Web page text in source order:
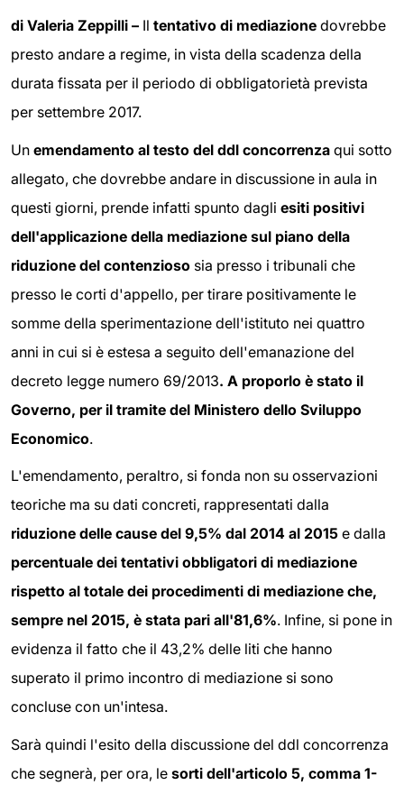
di Valeria Zeppilli – Il tentativo di mediazione dovrebbe
presto andare a regime, in vista della scadenza della
durata fissata per il periodo di obbligatorietà prevista
per settembre 2017.
Un emendamento al testo del ddl concorrenza qui sotto
allegato, che dovrebbe andare in discussione in aula in
questi giorni, prende infatti spunto dagli esiti positivi
dell'applicazione della mediazione sul piano della
riduzione del contenzioso sia presso i tribunali che
presso le corti d'appello, per tirare positivamente le
somme della sperimentazione dell'istituto nei quattro
anni in cui si è estesa a seguito dell'emanazione del
decreto legge numero 69/2013. A proporlo è stato il
Governo, per il tramite del Ministero dello Sviluppo
Economico.
L'emendamento, peraltro, si fonda non su osservazioni
teoriche ma su dati concreti, rappresentati dalla
riduzione delle cause del 9,5% dal 2014 al 2015 e dalla
percentuale dei tentativi obbligatori di mediazione
rispetto al totale dei procedimenti di mediazione che,
sempre nel 2015, è stata pari all'81,6%. Infine, si pone in
evidenza il fatto che il 43,2% delle liti che hanno
superato il primo incontro di mediazione si sono
concluse con un'intesa.
Sarà quindi l'esito della discussione del ddl concorrenza
che segnerà, per ora, le sorti dell'articolo 5, comma 1-